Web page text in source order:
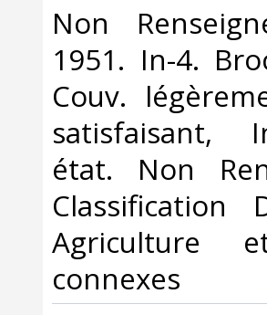
‎Non
1951. In-4.
Couv.
satisfaisant,
état. Non
Classification
Agriculture
connexes‎